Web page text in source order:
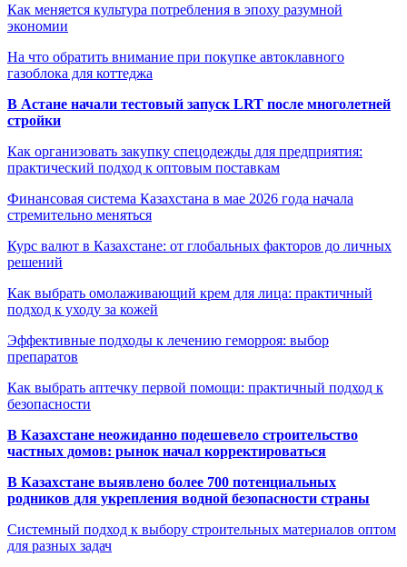
Как меняется культура потребления в эпоху разумной
экономии
На что обратить внимание при покупке автоклавного
газоблока для коттеджа
В Астане начали тестовый запуск LRT после многолетней
стройки
Как организовать закупку спецодежды для предприятия:
практический подход к оптовым поставкам
Финансовая система Казахстана в мае 2026 года начала
стремительно меняться
Курс валют в Казахстане: от глобальных факторов до личных
решений
Как выбрать омолаживающий крем для лица: практичный
подход к уходу за кожей
Эффективные подходы к лечению геморроя: выбор
препаратов
Как выбрать аптечку первой помощи: практичный подход к
безопасности
В Казахстане неожиданно подешевело строительство
частных домов: рынок начал корректироваться
В Казахстане выявлено более 700 потенциальных
родников для укрепления водной безопасности страны
Системный подход к выбору строительных материалов оптом
для разных задач